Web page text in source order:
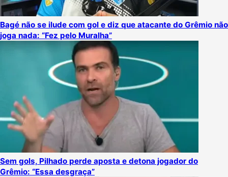
Bagé não se ilude com gol e diz que atacante do Grêmio não
joga nada: “Fez pelo Muralha”
Sem gols, Pilhado perde aposta e detona jogador do
Grêmio: “Essa desgraça”